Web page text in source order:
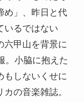
め」、昨日と代
いるではない
六甲山を背景に
。小脇に抱えた
もしないくせに
の音楽雑誌。